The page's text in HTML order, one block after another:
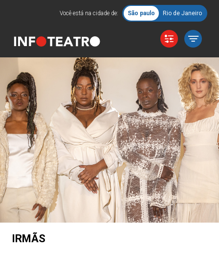
Você está na cidade de: São paulo Rio de Janeiro
IRMÃS